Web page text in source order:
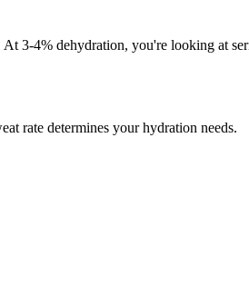
3-4% dehydration, you're looking at
rate determines your hydration needs.